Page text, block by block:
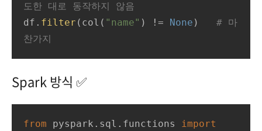
도한 대로 동작하지 않음
df. filter (col( "name" ) != None ) # 마
찬가지
Spark 방식 ✅
from pyspark.sql.functions import